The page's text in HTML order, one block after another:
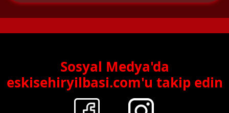
Sosyal Medya'da
eskisehiryilbasi.com'u takip edin